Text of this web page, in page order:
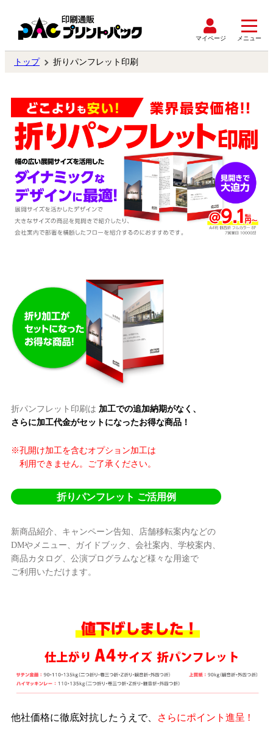
マイページ メニュー
トップ 折りパンフレット印刷
折パンフレット印刷は 加工での追加納期がなく、
さらに加工代金がセットになったお得な商品！
※孔開け加工を含むオプション加工は
利用できません。ご了承ください。
折りパンフレット ご活用例
新商品紹介、キャンペーン告知、店舗移転案内などの
DMやメニュー、ガイドブック、会社案内、学校案内、
商品カタログ、公演プログラムなど様々な用途で
ご利用いただけます。
他社価格に徹底対抗したうえで、 さらにポイント進呈 !